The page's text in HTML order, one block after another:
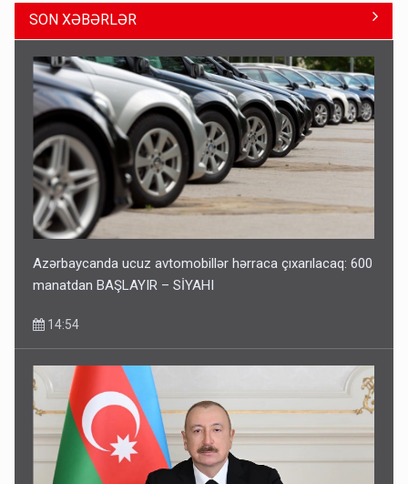
Bu şəxslərin müavinəti LƏĞV EDİLƏCƏK
11:46
Corab satdığı deyilən qazi ilə bağlı - Daha bir açıqlama
SON XƏBƏRLƏR
Azərbaycanda ucuz avtomobillər hərraca çıxarılacaq: 600
manatdan BAŞLAYIR – SİYAHI
14:54